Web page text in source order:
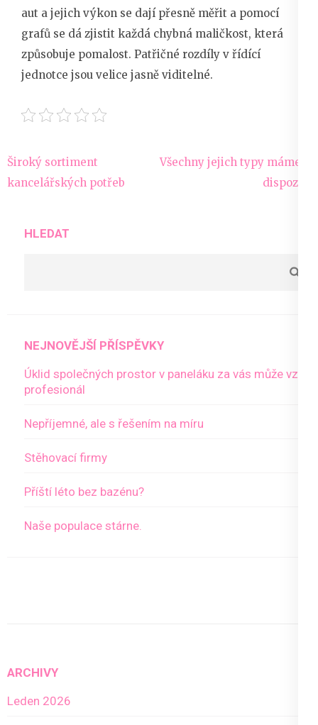
aut a jejich výkon se dají přesně měřit a pomocí
grafů se dá zjistit každá chybná maličkost, která
způsobuje pomalost. Patřičné rozdíly v řídící
jednotce jsou velice jasně viditelné.
Navigace
pro
Široký sortiment
kancelářských potřeb
Všechny jejich typy máme k
dispozici
HLEDAT
NEJNOVĚJŠÍ PŘÍSPĚVKY
Úklid společných prostor v paneláku za vás může vzít
profesionál
Nepříjemné, ale s řešením na míru
Stěhovací firmy
Příští léto bez bazénu?
Naše populace stárne.
ARCHIVY
Leden 2026